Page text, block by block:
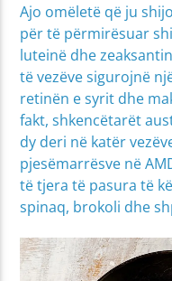
Ajo omëletë që ju
për të përmirësuar
luteinë dhe
të vezëve sigurojnë
retinën e syrit dhe
fakt, shkencëtarët
dy deri në katër
pjesëmarrësve në
të tjera të pasura të
spinaq, brokoli dhe